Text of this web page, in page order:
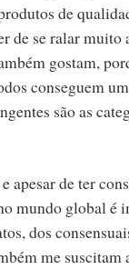
de
de se ralar muito
gostam,
conseguem
são as
apesar de ter
mundo global é
dos
me suscitam